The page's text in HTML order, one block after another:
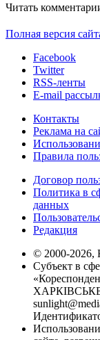
Читать
Полная версия
Facebook
Twitter
RSS-ленты
E-mail
Контакты
Реклама на
Правила
Договор
Политика в
данных
Редакция
© 2000-2026,
Субъект в
ХАРКІВСЬКЕ